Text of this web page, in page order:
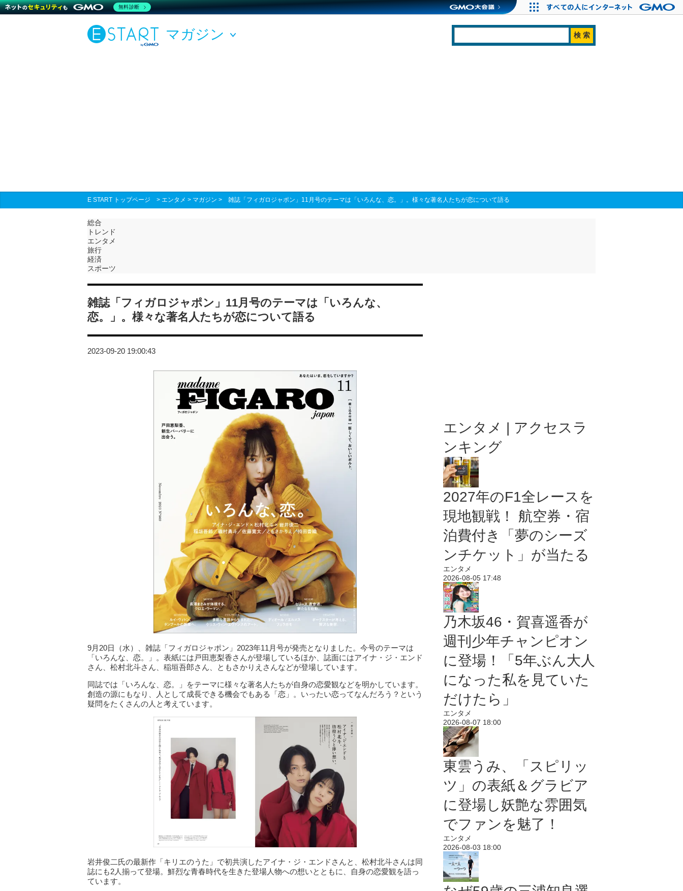
マガジン
E START トップページ > エンタメ > マガジン > 雑誌「フィガロジャポン」11月号のテーマは「いろんな、恋。」。様々な著名人たちが恋について語る
総合
トレンド
エンタメ
旅行
経済
スポーツ
雑誌「フィガロジャポン」11月号のテーマは「いろんな、
恋。」。様々な著名人たちが恋について語る
2023-09-20 19:00:43
9月20日（水）、雑誌「フィガロジャポン」2023年11月号が発売となりました。今号のテーマは
「いろんな、恋。」。表紙には戸田恵梨香さんが登場しているほか、誌面にはアイナ・ジ・エンド
さん、松村北斗さん、稲垣吾郎さん、ともさかりえさんなどが登場しています。
同誌では「いろんな、恋。」をテーマに様々な著名人たちが自身の恋愛観などを明かしています。
創造の源にもなり、人として成長できる機会でもある「恋」。いったい恋ってなんだろう？という
疑問をたくさんの人と考えています。
岩井俊二氏の最新作「キリエのうた」で初共演したアイナ・ジ・エンドさんと、松村北斗さんは同
誌にも2人揃って登場。鮮烈な青春時代を生きた登場人物への想いとともに、自身の恋愛観を語っ
ています。
エンタメ | アクセスラ
ンキング
2027年のF1全レースを
現地観戦！ 航空券・宿
泊費付き「夢のシーズ
ンチケット」が当たる
エンタメ
2026-08-05 17:48
乃木坂46・賀喜遥香が
週刊少年チャンピオン
に登場！「5年ぶん大人
になった私を見ていた
だけたら」
エンタメ
2026-08-07 18:00
東雲うみ、「スピリッ
ツ」の表紙＆グラビア
に登場し妖艶な雰囲気
でファンを魅了！
エンタメ
2026-08-03 18:00
無料診断